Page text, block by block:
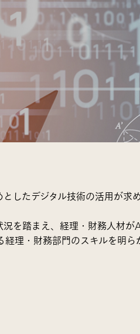
したデジタル技術の活用が求
を踏まえ、経理・財務人材が
理・財務部門のスキルを明ら